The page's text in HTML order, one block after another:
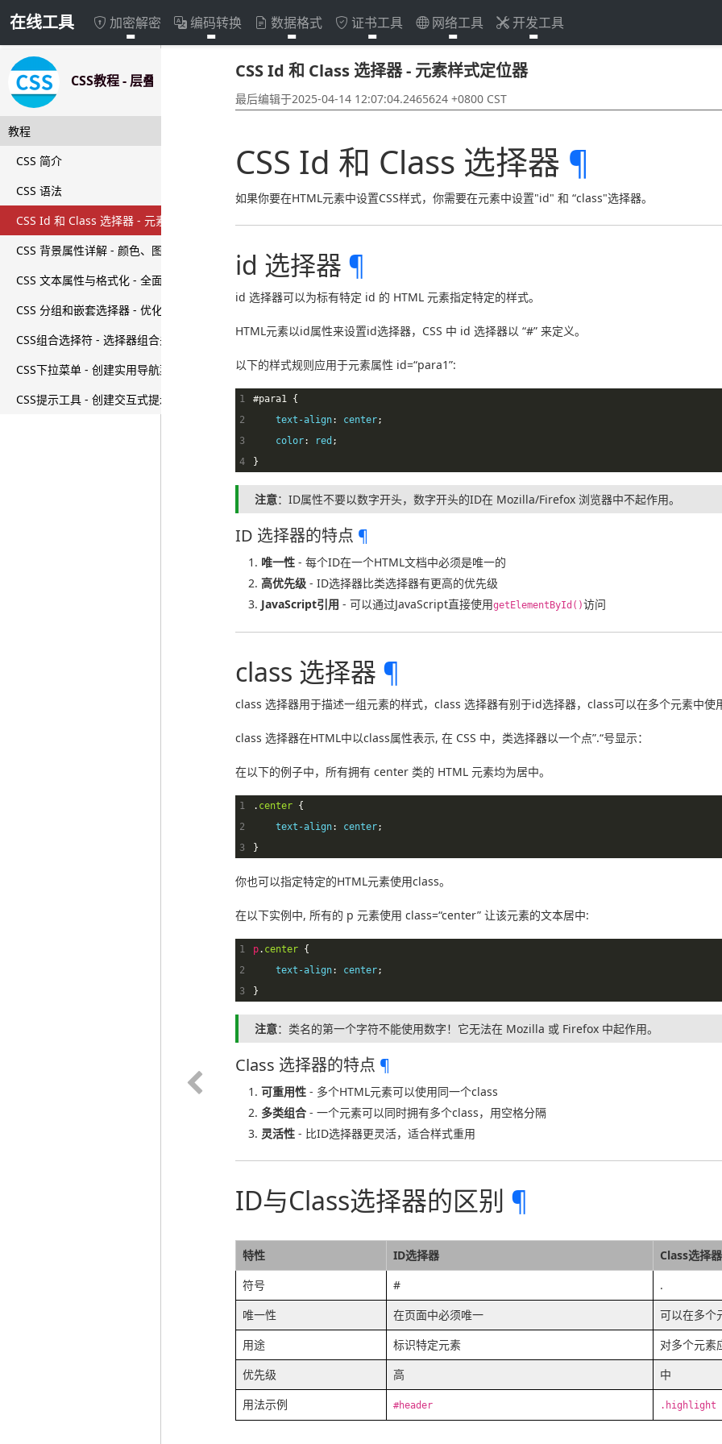
在线工具 加密解密 编码转换 数据格式 证书工具 网络工具 开发工具
CSS Id 和 Class 选择器 - 元
素样式定位器CSS教程 - 层叠样式表完整指南
教程
CSS 简介
CSS 语法
CSS Id 和 Class 选择器 - 元素样式定位器
CSS 背景属性详解 - 颜色、图像与定位
CSS 文本属性与格式化 - 全面掌握文本样式
CSS 分组和嵌套选择器 - 优化样式规则
CSS组合选择符 - 选择器组合关系详解
CSS下拉菜单 - 创建实用导航菜单
CSS提示工具 - 创建交互式提示框效果
CSS Id 和 Class 选择器 - 元素样式定位器
最后编辑于2025-04-14 12:07:04.2465624 +0800 CST
CSS Id 和 Class 选择器 ¶
如果你要在HTML元素中设置CSS样式，你需要在元素中设置"id" 和 “class"选择器。
id 选择器 ¶
id 选择器可以为标有特定 id 的 HTML 元素指定特定的样式。
HTML元素以id属性来设置id选择器，CSS 中 id 选择器以 “#” 来定义。
以下的样式规则应用于元素属性 id=“para1”:
1 #para1 {
2
text-align: center;
3
color: red ;
4
}
注意：ID属性不要以数字开头，数字开头的ID在 Mozilla/Firefox 浏览器中不起作用。
ID 选择器的特点 ¶
唯一性 - 每个ID在一个HTML文档中必须是唯一的
高优先级 - ID选择器比类选择器有更高的优先级
JavaScript引用 - 可以通过JavaScript直接使用getElementById()访问
class 选择器 ¶
class 选择器用于描述一组元素的样式，class 选择器有别于id选择器，class可以在多个元素中使
class 选择器在HTML中以class属性表示, 在 CSS 中，类选择器以一个点”.“号显示：
在以下的例子中，所有拥有 center 类的 HTML 元素均为居中。
1 . center {
2
text-align: center;
3
}
你也可以指定特定的HTML元素使用class。
在以下实例中, 所有的 p 元素使用 class=“center” 让该元素的文本居中:
1 p. center {
2
text-align: center;
3
}
注意：类名的第一个字符不能使用数字！它无法在 Mozilla 或 Firefox 中起作用。
Class 选择器的特点 ¶
可重用性 - 多个HTML元素可以使用同一个class
多类组合 - 一个元素可以同时拥有多个class，用空格分隔
灵活性 - 比ID选择器更灵活，适合样式重用
ID与Class选择器的区别 ¶
特性 ID选择器
Class选择器
符号
#
.
唯一性
在页面中必须唯一
可以在多个
用途
标识特定元素
对多个元素
优先级
高
中
用法示例
#header .highlight